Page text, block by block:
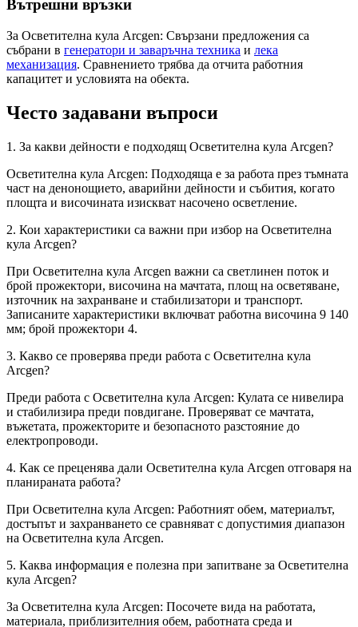
Вътрешни връзки
За Осветителна кула Arcgen: Свързани предложения са
събрани в генератори и заваръчна техника и лека
механизация. Сравнението трябва да отчита работния
капацитет и условията на обекта.
Често задавани въпроси
1. За какви дейности е подходящ Осветителна кула Arcgen?
Осветителна кула Arcgen: Подходяща е за работа през тъмната
част на денонощието, аварийни дейности и събития, когато
площта и височината изискват насочено осветление.
2. Кои характеристики са важни при избор на Осветителна
кула Arcgen?
При Осветителна кула Arcgen важни са светлинен поток и
брой прожектори, височина на мачтата, площ на осветяване,
източник на захранване и стабилизатори и транспорт.
Записаните характеристики включват работна височина 9 140
мм; брой прожектори 4.
3. Какво се проверява преди работа с Осветителна кула
Arcgen?
Преди работа с Осветителна кула Arcgen: Кулата се нивелира
и стабилизира преди повдигане. Проверяват се мачтата,
въжетата, прожекторите и безопасното разстояние до
електропроводи.
4. Как се преценява дали Осветителна кула Arcgen отговаря на
планираната работа?
При Осветителна кула Arcgen: Работният обем, материалът,
достъпът и захранването се сравняват с допустимия диапазон
на Осветителна кула Arcgen.
5. Каква информация е полезна при запитване за Осветителна
кула Arcgen?
За Осветителна кула Arcgen: Посочете вида на работата,
материала, приблизителния обем, работната среда и